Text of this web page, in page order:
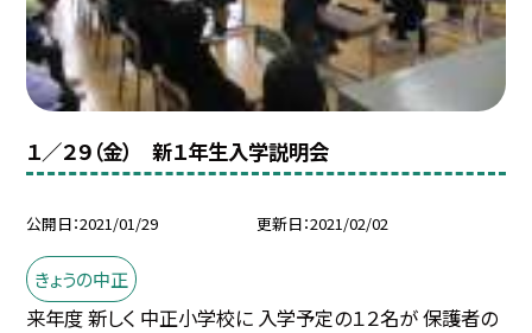
１／２９（金） 新１年生入学説明会
公開日 2021/01/29 更新日 2021/02/02
きょうの中正
来年度 新しく 中正小学校に 入学予定の１２名が 保護者の